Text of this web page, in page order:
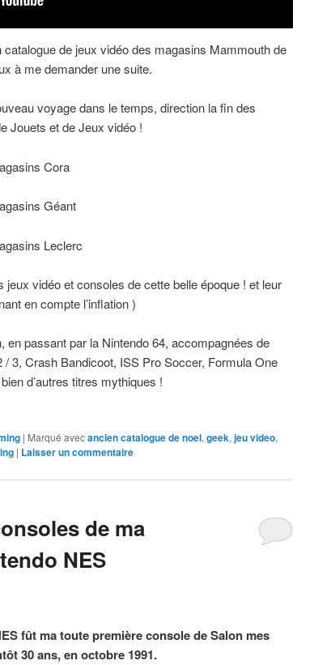
de jeux vidéo des magasins Mammouth de
à me demander une suite.
voyage dans le temps, direction la fin des
Jouets et de Jeux vidéo !
Cora
Géant
Leclerc
vidéo et consoles de cette belle époque ! et leur
en compte l’inflation )
en passant par la Nintendo 64, accompagnées de
3, Crash Bandicoot, ISS Pro Soccer, Formula One
d’autres titres mythiques !
| Marqué avecancien catalogue de noel, geek, jeu video,
| Laisser un commentaire
de ma
NES
fût ma toute première console de Salon mes
30 ans, en octobre 1991.